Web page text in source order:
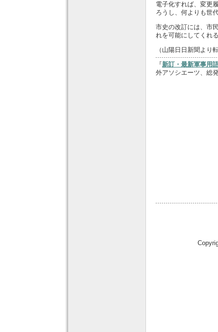
電子化すれば、変更
ろうし、何よりも世
市史の改訂には、市
れを可能にしてくれ
（山陽日日新聞より
『新訂・最新軍事用
外アソシエーツ、総